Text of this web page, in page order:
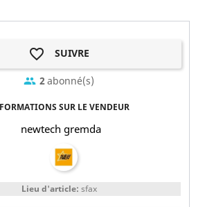
favorite_border SUIVRE
group 2abonné(s)
SUR LE VENDEUR
newtech gremda
Lieu d'article: sfax